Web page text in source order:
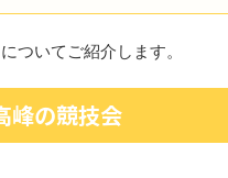
ついてご紹介します。
峰の競技会